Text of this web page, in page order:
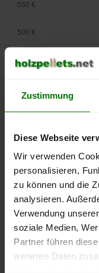
Zustimmung
Diese Webseite
Wir verwenden
personalisieren,
zu können und die
analysieren.
Verwendung
soziale Medien,
Partner führen
weiteren Daten
2025
250 €
300 €
350 €
450 €
500 €
550 €
Die aktuelle
können Sie